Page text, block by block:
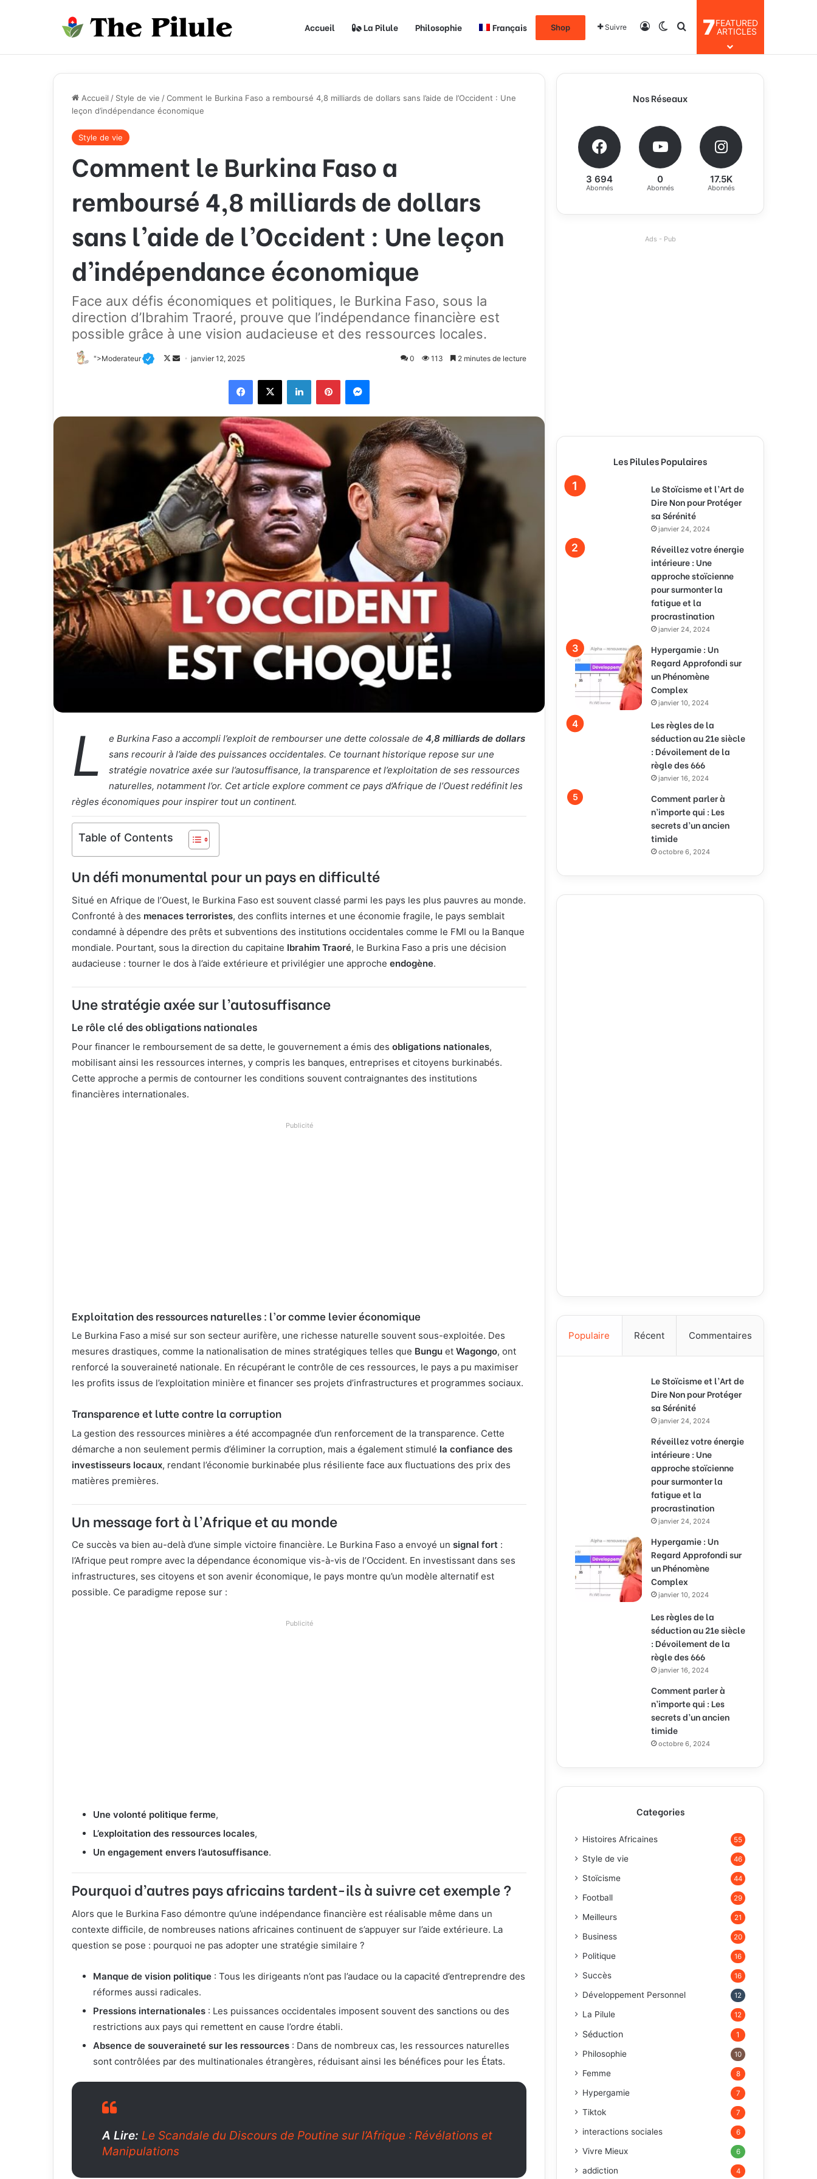
Accueil La Pilule Philosophie Français Shop Suivre ConnexionSwitch skin
Rechercher
7FEATURED
ARTICLES
Accueil / Style de vie /Comment le Burkina Faso a remboursé 4,8 milliards de dollars sans l’aide de l’Occident : Une
leçon d’indépendance économique
Style de vie
Comment le Burkina Faso a
remboursé 4,8 milliards de dollars
sans l’aide de l’Occident : Une leçon
d’indépendance économique
Face aux défis économiques et politiques, le Burkina Faso, sous la
direction d’Ibrahim Traoré, prouve que l’indépendance financière est
possible grâce à une vision audacieuse et des ressources locales.
">Moderateur
F
o
X
E
y
n
c
o
u
r
e
l
janvier 12, 2025 0 113 2 minutes de lecture
L e Burkina Faso a accompli l’exploit de rembourser une dette colossale de 4,8 milliards de dollars
sans recourir à l’aide des puissances occidentales. Ce tournant historique repose sur une
stratégie novatrice axée sur l’autosuffisance, la transparence et l’exploitation de ses ressources
naturelles, notamment l’or. Cet article explore comment ce pays d’Afrique de l’Ouest redéfinit les
règles économiques pour inspirer tout un continent.
Table of Contents
Un défi monumental pour un pays en difficulté
Situé en Afrique de l’Ouest, le Burkina Faso est souvent classé parmi les pays les plus pauvres au monde.
Confronté à des menaces terroristes, des conflits internes et une économie fragile, le pays semblait
condamné à dépendre des prêts et subventions des institutions occidentales comme le FMI ou la Banque
mondiale. Pourtant, sous la direction du capitaine Ibrahim Traoré, le Burkina Faso a pris une décision
audacieuse : tourner le dos à l’aide extérieure et privilégier une approche endogène.
Une stratégie axée sur l’autosuffisance
Le rôle clé des obligations nationales
Pour financer le remboursement de sa dette, le gouvernement a émis des obligations nationales,
mobilisant ainsi les ressources internes, y compris les banques, entreprises et citoyens burkinabés.
Cette approche a permis de contourner les conditions souvent contraignantes des institutions
financières internationales.
Publicité
Exploitation des ressources naturelles : l’or comme levier économique
Le Burkina Faso a misé sur son secteur aurifère, une richesse naturelle souvent sous-exploitée. Des
mesures drastiques, comme la nationalisation de mines stratégiques telles que Bungu et Wagongo, ont
renforcé la souveraineté nationale. En récupérant le contrôle de ces ressources, le pays a pu maximiser
les profits issus de l’exploitation minière et financer ses projets d’infrastructures et programmes sociaux.
Transparence et lutte contre la corruption
La gestion des ressources minières a été accompagnée d’un renforcement de la transparence. Cette
démarche a non seulement permis d’éliminer la corruption, mais a également stimulé la confiance des
investisseurs locaux, rendant l’économie burkinabée plus résiliente face aux fluctuations des prix des
matières premières.
Un message fort à l’Afrique et au monde
Ce succès va bien au-delà d’une simple victoire financière. Le Burkina Faso a envoyé un signal fort :
l’Afrique peut rompre avec la dépendance économique vis-à-vis de l’Occident. En investissant dans ses
infrastructures, ses citoyens et son avenir économique, le pays montre qu’un modèle alternatif est
possible. Ce paradigme repose sur :
Publicité
Une volonté politique ferme,
L’exploitation des ressources locales,
Un engagement envers l’autosuffisance.
Pourquoi d’autres pays africains tardent-ils à suivre cet exemple ?
Alors que le Burkina Faso démontre qu’une indépendance financière est réalisable même dans un
contexte difficile, de nombreuses nations africaines continuent de s’appuyer sur l’aide extérieure. La
question se pose : pourquoi ne pas adopter une stratégie similaire ?
Manque de vision politique : Tous les dirigeants n’ont pas l’audace ou la capacité d’entreprendre des
réformes aussi radicales.
Pressions internationales : Les puissances occidentales imposent souvent des sanctions ou des
restrictions aux pays qui remettent en cause l’ordre établi.
Absence de souveraineté sur les ressources : Dans de nombreux cas, les ressources naturelles
sont contrôlées par des multinationales étrangères, réduisant ainsi les bénéfices pour les États.
A Lire: Le Scandale du Discours de Poutine sur l’Afrique : Révélations et
Manipulations
Nos Réseaux
3 694
Abonnés
0
Abonnés
17.5K
Abonnés
Ads - Pub
Les Pilules Populaires
Le Stoïcisme et l’Art de
Dire Non pour Protéger
sa Sérénité
janvier 24, 2024
Réveillez votre énergie
intérieure : Une
approche stoïcienne
pour surmonter la
fatigue et la
procrastination
janvier 24, 2024
Hypergamie : Un
Regard Approfondi sur
un Phénomène
Complex
janvier 10, 2024
Les règles de la
séduction au 21e siècle
: Dévoilement de la
règle des 666
janvier 16, 2024
Comment parler à
n’importe qui : Les
secrets d’un ancien
timide
octobre 6, 2024
Populaire Récent Commentaires
Le Stoïcisme et l’Art de
Dire Non pour Protéger
sa Sérénité
janvier 24, 2024
Réveillez votre énergie
intérieure : Une
approche stoïcienne
pour surmonter la
fatigue et la
procrastination
janvier 24, 2024
Hypergamie : Un
Regard Approfondi sur
un Phénomène
Complex
janvier 10, 2024
Les règles de la
séduction au 21e siècle
: Dévoilement de la
règle des 666
janvier 16, 2024
Comment parler à
n’importe qui : Les
secrets d’un ancien
timide
octobre 6, 2024
Categories
Histoires Africaines 55
Style de vie 46
Stoïcisme 44
Football 29
Meilleurs 21
Business 20
Politique 16
Succès 16
Développement Personnel 12
La Pilule 12
Séduction 1
Philosophie 10
Femme 8
Hypergamie 7
Tiktok 7
interactions sociales 6
Vivre Mieux 6
addiction 4